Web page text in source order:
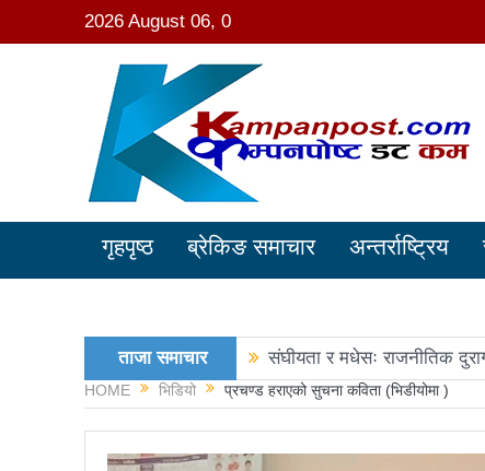
2026 August 06, 0
गृहपृष्ठ ब्रेकिङ समाचार अन्तर्राष्ट्रिय
ताजा समाचार संघीयता र मधेसः राजनीतिक
काङ्ग्रेस नेता मिश्रको आरोप :
HOME भिडियो प्रचण्ड हराएको सुचना कविता (भिडीयोमा )